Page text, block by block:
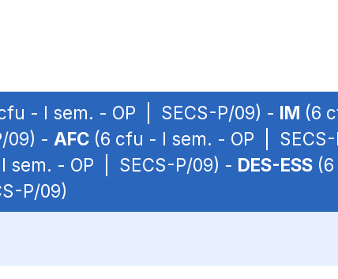
- I sem. - OP | SECS-P/09) - IM (6
09) - AFC (6 cfu - I sem. - OP |
sem. - OP | SECS-P/09) - DES-ESS
P/09)